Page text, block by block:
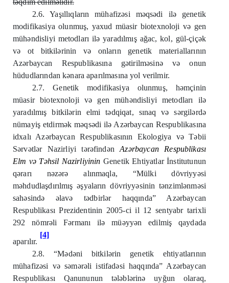
təqdim edilməlidir.
2.6. Yaşıllıqların mühafizəsi məqsədi ilə genetik
modifikasiya olunmuş, yaxud müasir biotexnoloji və gen
mühəndisliyi metodları ilə yaradılmış ağac, kol, gül-çiçək
və ot bitkilərinin və onların genetik materiallarının
Azərbaycan Respublikasına gətirilməsinə və onun
hüdudlarından kənara aparılmasına yol verilmir.
2.7. Genetik modifikasiya olunmuş, həmçinin
müasir biotexnoloji və gen mühəndisliyi metodları ilə
yaradılmış bitkilərin elmi tədqiqat, sınaq və sərgilərdə
nümayiş etdirmək məqsədi ilə Azərbaycan Respublikasına
idxalı Azərbaycan Respublikasının Ekologiya və Təbii
Sərvətlər Nazirliyi tərəfindənAzərbaycan Respublikası
Elm və Təhsil Nazirliyinin Genetik Ehtiyatlar İnstitutunun
qərarı nəzərə alınmaqla, “Mülki dövriyyəsi
məhdudlaşdırılmış əşyaların dövriyyəsinin tənzimlənməsi
sahəsində əlavə tədbirlər haqqında” Azərbaycan
Respublikası Prezidentinin 2005-ci il 12 sentyabr tarixli
292 nömrəli Fərmanı ilə müəyyən edilmiş qaydada
aparılır.
[4]
2.8. “Mədəni bitkilərin genetik ehtiyatlarının
mühafizəsi və səmərəli istifadəsi haqqında” Azərbaycan
Respublikası Qanununun tələblərinə uyğun olaraq,